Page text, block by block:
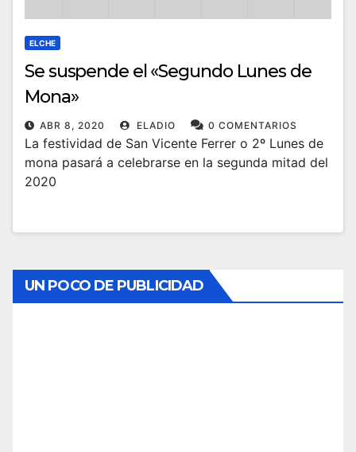
ELCHE
Se suspende el «Segundo Lunes de
Mona»
ABR 8, 2020 ELADIO 0 COMENTARIOS
La festividad de San Vicente Ferrer o 2º Lunes de
mona pasará a celebrarse en la segunda mitad del
2020
UN POCO DE PUBLICIDAD